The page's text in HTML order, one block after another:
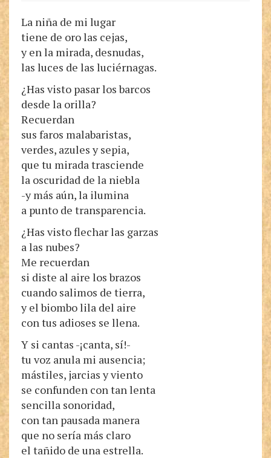
La niña de mi lugar
tiene de oro las cejas,
y en la mirada, desnudas,
las luces de las luciérnagas.
¿Has visto pasar los barcos
desde la orilla?
Recuerdan
sus faros malabaristas,
verdes, azules y sepia,
que tu mirada trasciende
la oscuridad de la niebla
-y más aún, la ilumina
a punto de transparencia.
¿Has visto flechar las garzas
a las nubes?
Me recuerdan
si diste al aire los brazos
cuando salimos de tierra,
y el biombo lila del aire
con tus adioses se llena.
Y si cantas -¡canta, sí!-
tu voz anula mi ausencia;
mástiles, jarcias y viento
se confunden con tan lenta
sencilla sonoridad,
con tan pausada manera
que no sería más claro
el tañido de una estrella.